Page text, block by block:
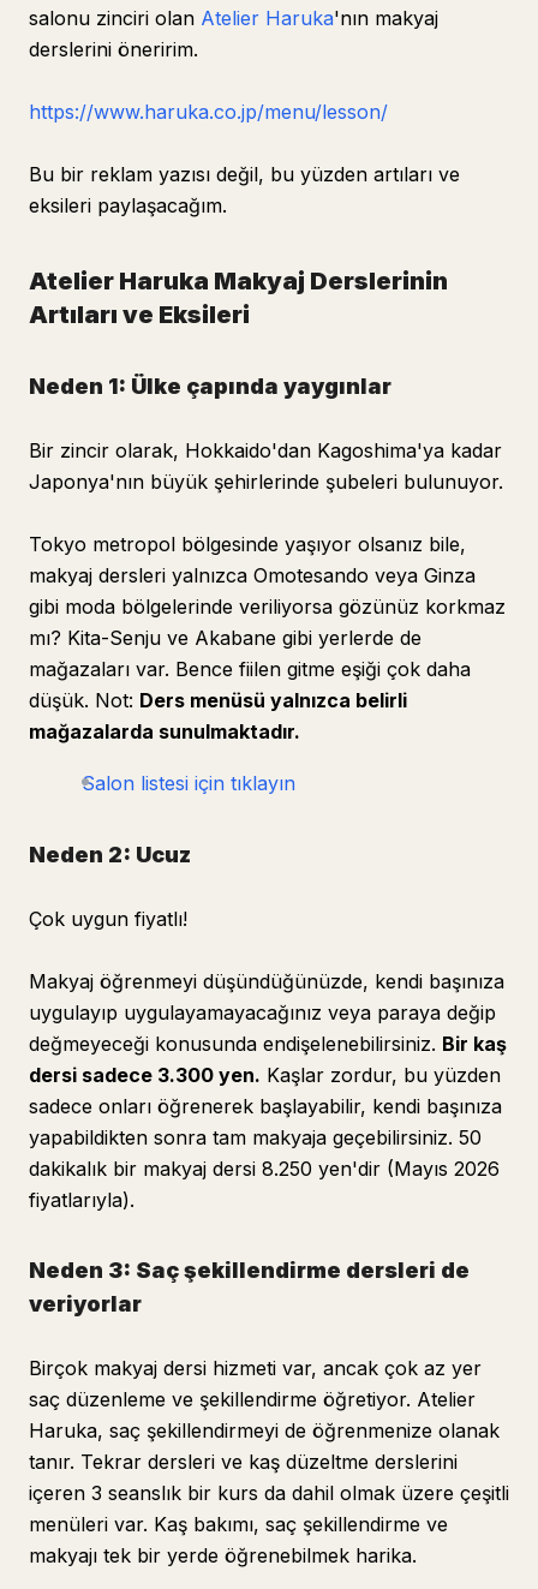
salonu zinciri olan Atelier Haruka'nın makyaj
derslerini öneririm.
https://www.haruka.co.jp/menu/lesson/
Bu bir reklam yazısı değil, bu yüzden artıları ve
eksileri paylaşacağım.
Atelier Haruka Makyaj Derslerinin
Artıları ve Eksileri
Neden 1: Ülke çapında yaygınlar
Bir zincir olarak, Hokkaido'dan Kagoshima'ya kadar
Japonya'nın büyük şehirlerinde şubeleri bulunuyor.
Tokyo metropol bölgesinde yaşıyor olsanız bile,
makyaj dersleri yalnızca Omotesando veya Ginza
gibi moda bölgelerinde veriliyorsa gözünüz korkmaz
mı? Kita-Senju ve Akabane gibi yerlerde de
mağazaları var. Bence fiilen gitme eşiği çok daha
düşük. Not: Ders menüsü yalnızca belirli
mağazalarda sunulmaktadır.
Salon listesi için tıklayın
Neden 2: Ucuz
Çok uygun fiyatlı!
Makyaj öğrenmeyi düşündüğünüzde, kendi başınıza
uygulayıp uygulayamayacağınız veya paraya değip
değmeyeceği konusunda endişelenebilirsiniz. Bir kaş
dersi sadece 3.300 yen. Kaşlar zordur, bu yüzden
sadece onları öğrenerek başlayabilir, kendi başınıza
yapabildikten sonra tam makyaja geçebilirsiniz. 50
dakikalık bir makyaj dersi 8.250 yen'dir (Mayıs 2026
fiyatlarıyla).
Neden 3: Saç şekillendirme dersleri de
veriyorlar
Birçok makyaj dersi hizmeti var, ancak çok az yer
saç düzenleme ve şekillendirme öğretiyor. Atelier
Haruka, saç şekillendirmeyi de öğrenmenize olanak
tanır. Tekrar dersleri ve kaş düzeltme derslerini
içeren 3 seanslık bir kurs da dahil olmak üzere çeşitli
menüleri var. Kaş bakımı, saç şekillendirme ve
makyajı tek bir yerde öğrenebilmek harika.